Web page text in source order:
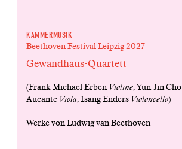
KAMMERMUSIK
Beethoven Festival Leipzig 2027
Gewandhaus-Quartett
(Frank-Michael Erben Violine, Yun-Jin Cho
Aucante Viola, Isang Enders Violoncello)
Werke von Ludwig van Beethoven